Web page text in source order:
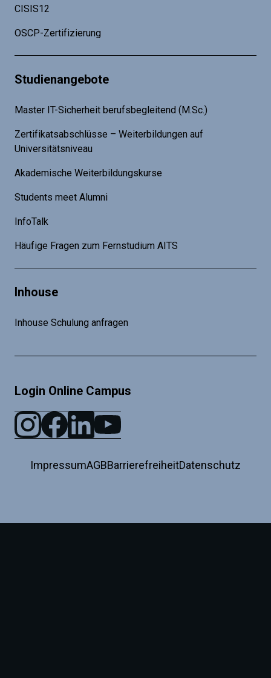
CISIS12
OSCP-Zertifizierung
Studienangebote
Master IT-Sicherheit berufsbegleitend (M.Sc.)
Zertifikatsabschlüsse – Weiterbildungen auf
Universitätsniveau
Akademische Weiterbildungskurse
Students meet Alumni
InfoTalk
Häufige Fragen zum Fernstudium AITS
Inhouse
Inhouse Schulung anfragen
Login Online Campus
ImpressumAGBBarrierefreiheitDatenschutz